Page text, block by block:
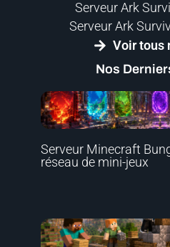
Nos
Serveur Minecraft
réseau de mini-jeux
Serveur Ark
Serveur Ark
Voir tous